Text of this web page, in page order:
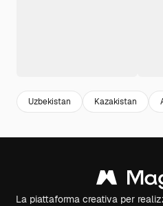
Uzbekistan Kazakistan
La piattaforma creativa per